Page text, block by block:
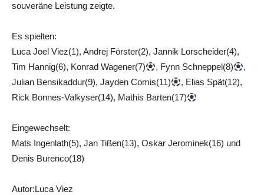
souveräne Leistung zeigte.
Es spielten:
Luca Joel Viez(1), Andrej Förster(2), Jannik Lorscheider(4),
Tim Hannig(6), Konrad Wagener(7)
, Fynn Schneppel(8)
,
Julian Bensikaddur(9), Jayden Comis(11)
, Elias Spät(12),
Rick Bonnes-Valkyser(14), Mathis Barten(17)
Eingewechselt:
Mats Ingenlath(5), Jan Tißen(13), Oskar Jerominek(16) und
Denis Burenco(18)
Autor:Luca Viez